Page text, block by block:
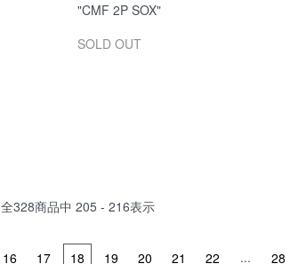
"CMF 2P SOX"
SOLD OUT
全328商品中 205 - 216表示
16 17 18 19 20 21 22 ... 28